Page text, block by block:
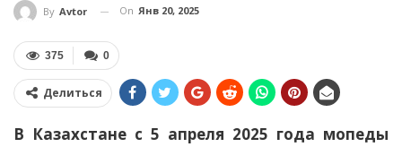
By Avtor On Янв 20, 2025
0
375
Делиться
В Казахстане с 5 апреля 2025 года мопеды